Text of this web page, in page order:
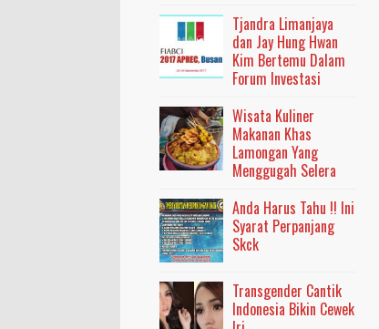
Tjandra Limanjaya
dan Jay Hung Hwan
Kim Bertemu Dalam
Forum Investasi
Wisata Kuliner
Makanan Khas
Lamongan Yang
Menggugah Selera
Anda Harus Tahu !! Ini
Syarat Perpanjang
Skck
Transgender Cantik
Indonesia Bikin Cewek